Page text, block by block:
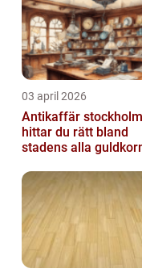
03 april 2026
Antikaffär stockholm så
hittar du rätt bland
stadens alla